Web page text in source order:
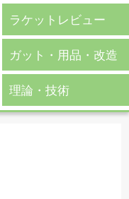
ラケットレビュー
ガット・用品・改造
理論・技術